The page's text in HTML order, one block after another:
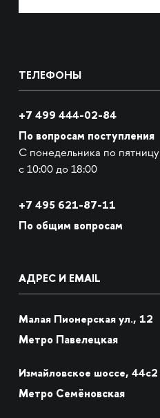
ТЕЛЕФОНЫ
+7 499 444-02-84
По вопросам поступления
С понедельника по пятницу
с 10:00 до 18:00
+7 495 621-87-11
По общим вопросам
АДРЕС И EMAIL
Малая Пионерская ул., 12
Метро Павелецкая
Измайловское шоссе, 44с2
Метро Семёновская